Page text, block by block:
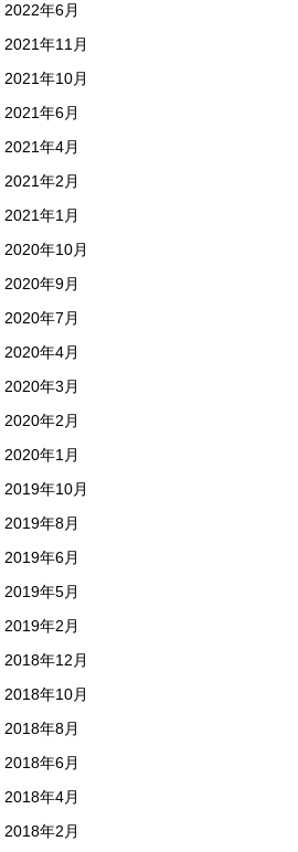
2022年6月
2021年11月
2021年10月
2021年6月
2021年4月
2021年2月
2021年1月
2020年10月
2020年9月
2020年7月
2020年4月
2020年3月
2020年2月
2020年1月
2019年10月
2019年8月
2019年6月
2019年5月
2019年2月
2018年12月
2018年10月
2018年8月
2018年6月
2018年4月
2018年2月